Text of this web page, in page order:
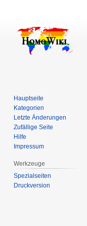
Hauptseite
Kategorien
Letzte Änderungen
Zufällige Seite
Hilfe
Impressum
Werkzeuge
Spezialseiten
Druckversion